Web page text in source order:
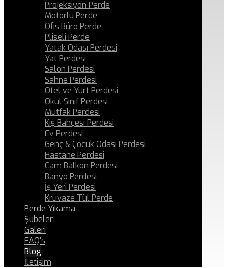
Projeksiyon Perde
Motorlu Perde
Ofis Büro Perde
Pliseli Perde
Yatak Odası Perdesi
Yat Perdesi
Salon Perdesi
Sahne Perdesi
Otel ve Yurt Perdesi
Okul Sınıf Perdesi
Mutfak Perdesi
Kış Bahçesi Perdesi
Ev Perdesi
Genç & Çocuk Odası Perdesi
Hastane Perdesi
Cam Balkon Perdesi
Banyo Perdesi
İş Yeri Perdesi
Kruvaze Tül Perde
Perde Yıkama
Şubeler
Galeri
FAQ’s
Blog
İletişim